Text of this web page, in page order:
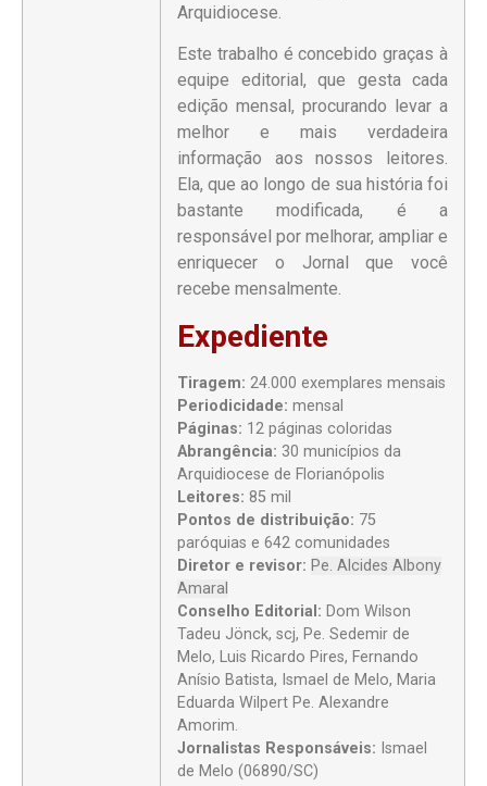
Arquidiocese.
Este trabalho é concebido graças à
equipe editorial, que gesta cada
edição mensal, procurando levar a
melhor e mais verdadeira
informação aos nossos leitores.
Ela, que ao longo de sua história foi
bastante modificada, é a
responsável por melhorar, ampliar e
enriquecer o Jornal que você
recebe mensalmente.
Expediente
Tiragem: 24.000 exemplares mensais
Periodicidade: mensal
Páginas: 12 páginas coloridas
Abrangência: 30 municípios da
Arquidiocese de Florianópolis
Leitores: 85 mil
Pontos de distribuição: 75
paróquias e 642 comunidades
Diretor e revisor: Pe. Alcides Albony
Amaral
Conselho Editorial: Dom Wilson
Tadeu Jönck, scj, Pe. Sedemir de
Melo, Luis Ricardo Pires, Fernando
Anísio Batista, Ismael de Melo, Maria
Eduarda Wilpert Pe. Alexandre
Amorim.
Jornalistas Responsáveis: Ismael
de Melo (06890/SC)